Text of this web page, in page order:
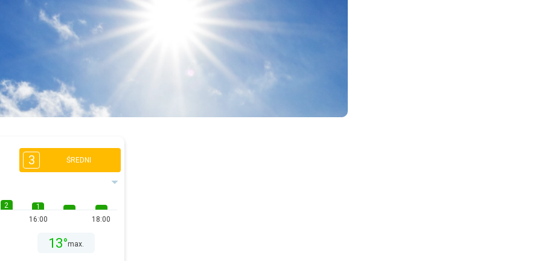
3 ŚREDNI
2
1
16:00
18:00
13°max.